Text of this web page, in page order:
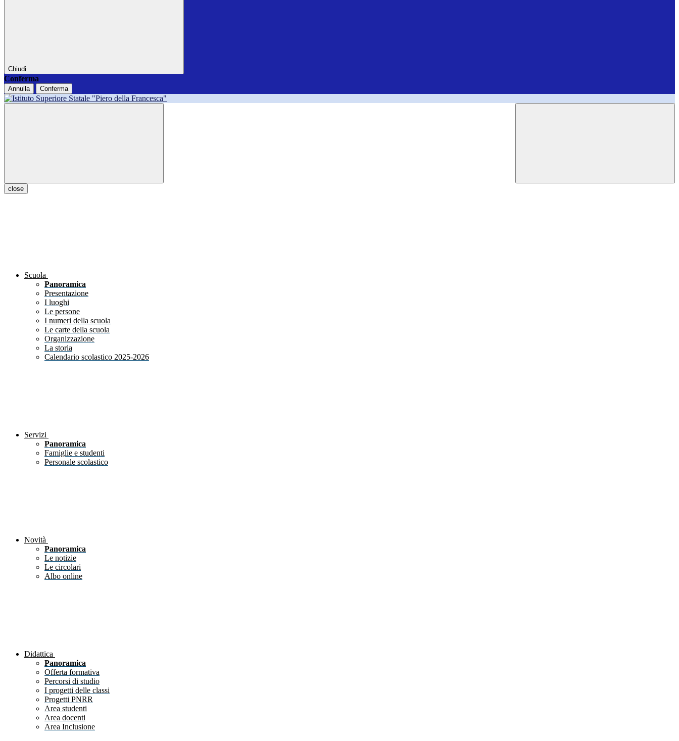
Chiudi
Conferma
Annulla Conferma
close
Scuola
Panoramica
Presentazione
I luoghi
Le persone
I numeri della scuola
Le carte della scuola
Organizzazione
La storia
Calendario scolastico 2025-2026
Servizi
Panoramica
Famiglie e studenti
Personale scolastico
Novità
Panoramica
Le notizie
Le circolari
Albo online
Didattica
Panoramica
Offerta formativa
Percorsi di studio
I progetti delle classi
Progetti PNRR
Area studenti
Area docenti
Area Inclusione